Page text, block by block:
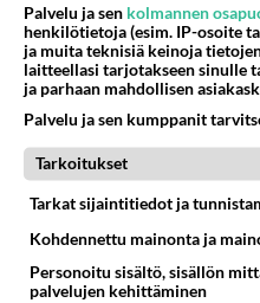
ROMANTIIKKA
Naisten alapään ulkonäkö
Onko se mielestänne niin,
eroavat toisistaan samalla
kasvot? Jos naiset k...
19.09.2025 21:19
ROMANTIIKKA
Palvelu ja sen kolmannen
henkilötietoja (esim. IP-osoite
ja muita teknisiä keinoja
laitteellasi tarjotakseen sinulle
ja parhaan mahdollisen
Palvelu ja sen kumppanit
Tarkoitukset
Tarkat sijaintitiedot ja
Kohdennettu mainonta ja
Personoitu sisältö, sisällön
palvelujen kehittäminen